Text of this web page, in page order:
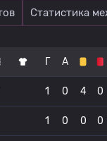
Статистика
Г А
1 0 4 0
1 0 0 0